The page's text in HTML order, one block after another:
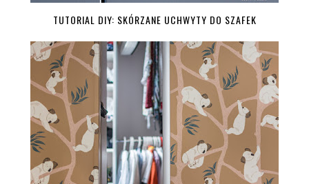
TUTORIAL DIY: SKÓRZANE UCHWYTY DO SZAFEK